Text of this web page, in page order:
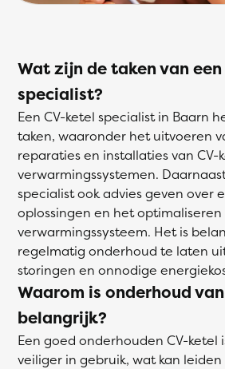
Wat zijn de taken van
specialist?
Een CV-ketel specialist in Baarn
taken, waaronder het uitvoeren
reparaties en installaties van CV-
verwarmingssystemen.
specialist ook advies geven over
oplossingen en het
verwarmingssysteem. Het is
regelmatig onderhoud te laten
storingen en onnodige
Waarom is onderhoud
belangrijk?
Een goed onderhouden CV-ketel
veiliger in gebruik, wat kan